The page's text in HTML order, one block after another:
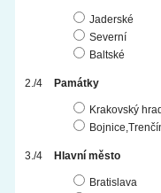
Jaderské
Severní
Baltské
Památky
Krakovský
Hlavní město
Bratislava